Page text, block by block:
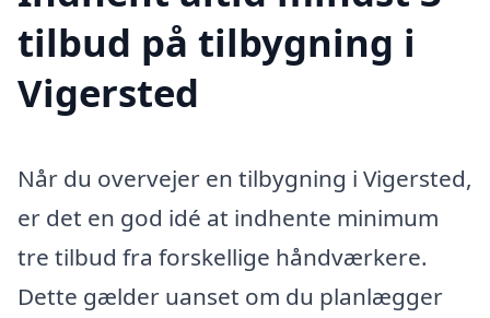
tilbud på tilbygning i
Vigersted
Når du overvejer en tilbygning i Vigersted,
er det en god idé at indhente minimum
tre tilbud fra forskellige håndværkere.
Dette gælder uanset om du planlægger